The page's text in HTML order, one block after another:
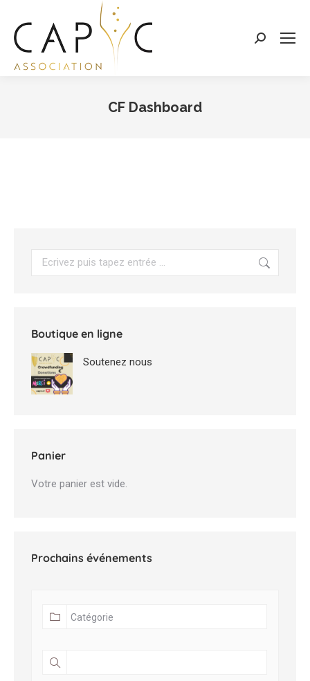
Search:
CF Dashboard
Search:
Boutique en ligne
Soutenez nous
Panier
Votre panier est vide.
Prochains événements